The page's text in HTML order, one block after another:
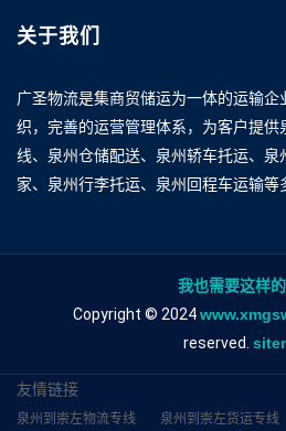
关于我们
广圣物流是集商贸储运为一体的运输企
织，完善的运营管理体系，为客户提供
线、泉州仓储配送、泉州轿车托运、
家、泉州行李托运、泉州回程车运输等
我也需要这样
Copyright © 2024
reserved.
友情链接
泉州到崇左物流专线 泉州到崇左货运专线